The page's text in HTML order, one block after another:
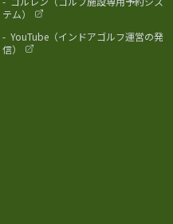
テム）
- YouTube（インドアゴルフ運営の発
信）